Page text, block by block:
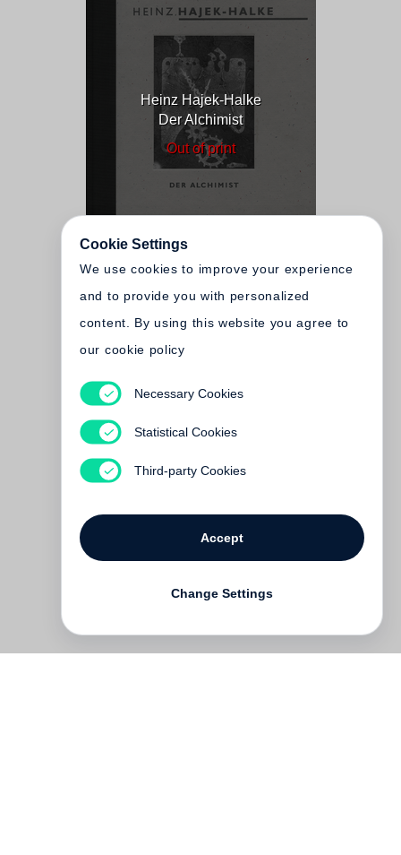
Heinz Hajek-Halke
Der Alchimist
Out of print
Form aus Licht und Schatten
Cookie Settings
We use cookies to improve your experience
and to provide you with personalized
content. By using this website you agree to
our cookie policy
Necessary Cookies
Statistical Cookies
Third-party Cookies
Accept
Change Settings